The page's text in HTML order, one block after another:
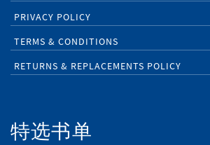
PRIVACY POLICY
TERMS & CONDITIONS
RETURNS & REPLACEMENTS POLICY
特选书单